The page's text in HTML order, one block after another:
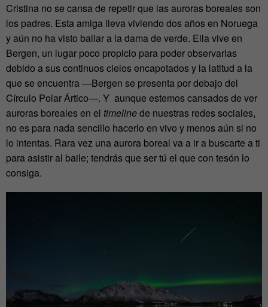
Cristina no se cansa de repetir que las auroras boreales son
los padres. Esta amiga lleva viviendo dos años en Noruega
y aún no ha visto bailar a la dama de verde. Ella vive en
Bergen, un lugar poco propicio para poder observarlas
debido a sus continuos cielos encapotados y la latitud a la
que se encuentra —Bergen se presenta por debajo del
Círculo Polar Ártico—. Y aunque estemos cansados de ver
auroras boreales en el timelinede nuestras redes sociales,
no es para nada sencillo hacerlo en vivo y menos aún si no
lo intentas. Rara vez una aurora boreal va a ir a buscarte a ti
para asistir al baile; tendrás que ser tú el que con tesón lo
consiga.